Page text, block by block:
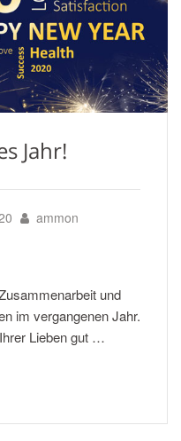
Jahr!
ammon
und
im vergangenen Jahr.
Lieben gut …